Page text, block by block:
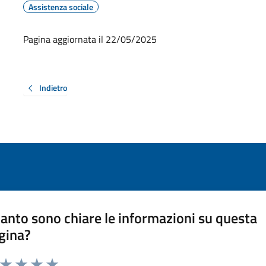
Assistenza sociale
Pagina aggiornata il 22/05/2025
Indietro
sono chiare le informazioni su questa
da 1 a 5 stelle la pagina